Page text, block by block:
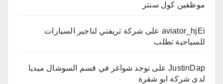
موظفين كول سنتر
aviator_hjEi على شركة ثريفتي لتاجير السيارات
للسياحية تطلب
JustinDapعلى توجد شواغر في قسم السوشال ميديا
لدى شركة ابو شقرة